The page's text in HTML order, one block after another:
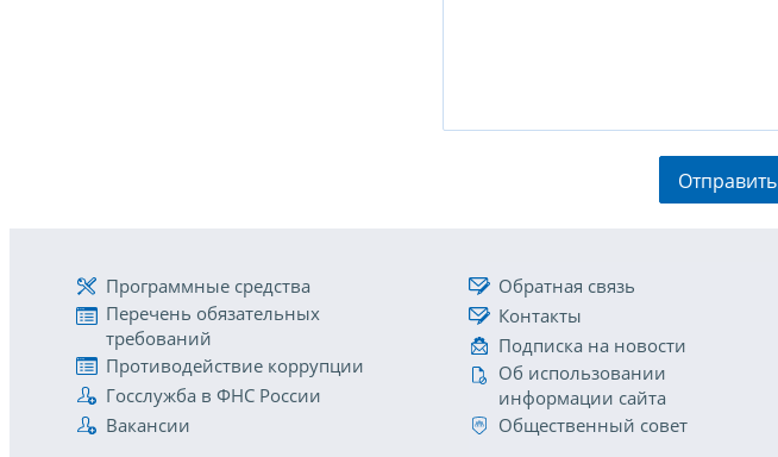
Отправить
Программные средства
Перечень обязательных
требований
Противодействие коррупции
Госслужба в ФНС России
Вакансии
Обратная связь
Контакты
Подписка на новости
Об использовании
информации сайта
Общественный совет